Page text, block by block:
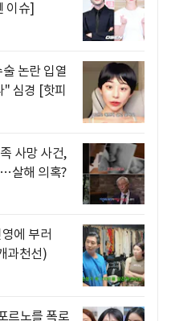
이슈]
논란 입열
" 심경 [핫피
사망 사건,
살해 의혹?
에 부러
과천선)
르노를 폭로